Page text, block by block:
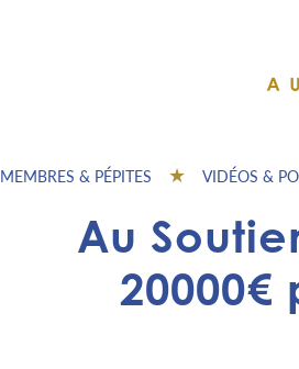
MEMBRES & PÉPITES VIDÉOS &
Au
20000€